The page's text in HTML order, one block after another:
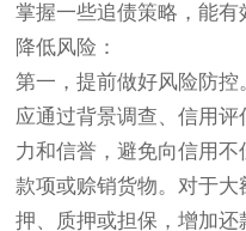
掌握一些追债策略，能
降低风险：
第一，提前做好风险防
应通过背景调查、信用
力和信誉，避免向信用
款项或赊销货物。对于
押、质押或担保，增加还